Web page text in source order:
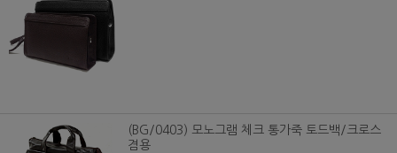
(BG/0403) 모노그램 체크 통가죽 토드백/크로스
겸용